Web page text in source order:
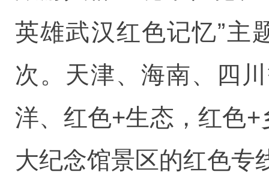
英雄武汉红色记忆”主
次。天津、海南、四
洋、红色+生态，红色+
大纪念馆景区的红色专